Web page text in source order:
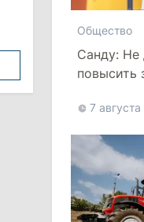
Общество
Санду: Не
повысить
7 августа